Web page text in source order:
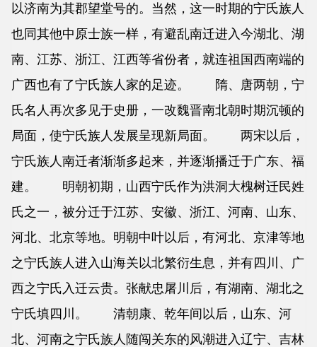
以济南为其郡望堂号的。当然，这一时期的宁氏族人
也同其他中原士族一样，有避乱南迁进入今湖北、湖
南、江苏、浙江、江西等省份者，就连祖国西南端的
广西也有了宁氏族人家的足迹。 隋、唐两朝，宁
氏名人再次多见于史册，一改魏晋南北朝时期沉顿的
局面，使宁氏族人发展呈现新局面。 两宋以后，
宁氏族人南迁者渐渐多起来，并逐渐播迁于广东、福
建。 明朝初期，山西宁氏作为洪洞大槐树迁民姓
氏之一，被分迁于江苏、安徽、浙江、河南、山东、
河北、北京等地。明朝中叶以后，有河北、京津等地
之宁氏族人进入山海关以北繁衍生息，并有四川、广
西之宁氏入迁云贵。张献忠屠川后，有湖南、湖北之
宁氏填四川。 清朝康、乾年间以后，山东、河
北、河南之宁氏族人随闯关东的风潮进入辽宁、吉林